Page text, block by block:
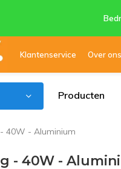
Klantenservice Over ons
Producten
40W - Aluminium
- 40W -